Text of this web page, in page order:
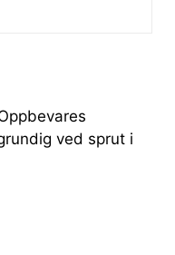
ved sprut i